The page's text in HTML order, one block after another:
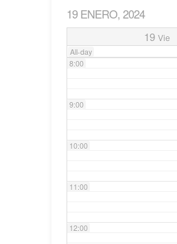
19 ENERO, 2024
19 Vie
All-day
7:00
8:00
9:00
10:00
11:00
12:00